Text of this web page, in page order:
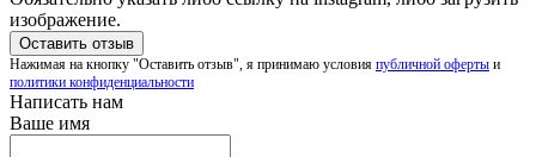
изображение.
Нажимая на кнопку "Оставить отзыв", я принимаю условия публичной оферты и
политики конфиденциальности
Написать нам
Ваше имя